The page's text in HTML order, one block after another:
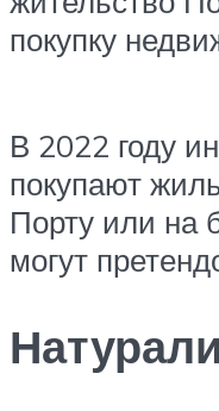
покупку
В 2022 году
покупают
Порту или на
могут